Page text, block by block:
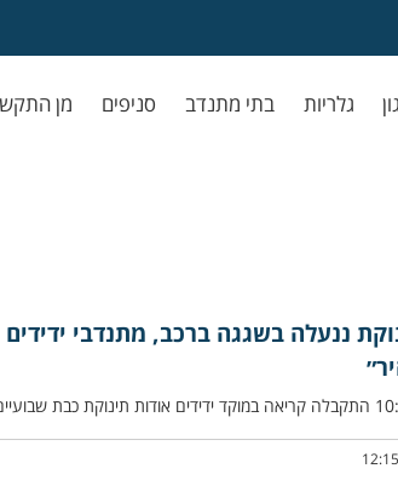
גלריות בתי מתנדב סניפים מן
ננעלה בשגגה ברכב, מתנדבי